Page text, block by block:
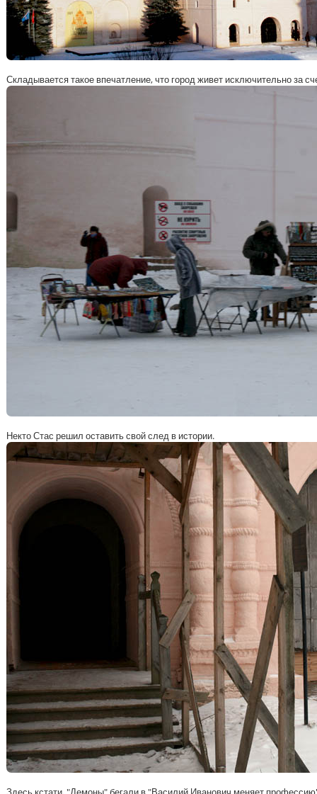
Складывается такое впечатление, что город живет исключительно за
Некто Стас решил оставить свой след в истории.